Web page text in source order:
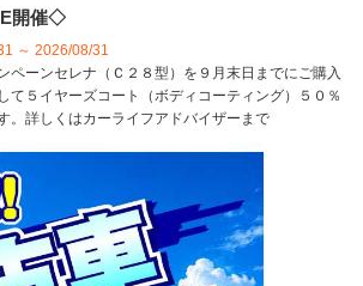
開催◇
～ 2026/08/31
ペーンセレナ（Ｃ２８型）を９月末日までにご購入
て５イヤーズコート（ボディコーティング）５０％
。詳しくはカーライフアドバイザーまで